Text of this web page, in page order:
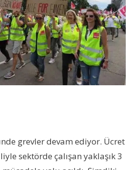
grevler devam ediyor. Ücret
sektörde çalışan yaklaşık 3